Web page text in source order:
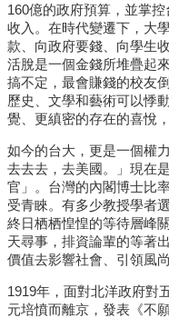
160億的政府預算，並掌
收入。在時代變遷下，大
款、向政府要錢、向學生
活脫是一個金錢所堆疊起
搞不定，最會賺錢的校友
歷史、文學和藝術可以悸
覺、更縝密的存在的喜悅
如今的台大，更是一個權
去去去，去美國。」現在
官」。台灣的內閣博士比
受青睞。有多少教授學者
終日栖栖惶惶的等待層峰
天尋事，排資論輩的等著
價值去影響社會、引領風
1919年，面對北洋政府對
元培憤而離京，發表《不